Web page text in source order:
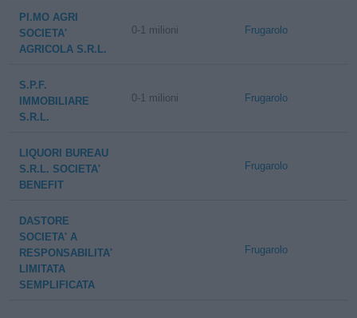
PI.MO AGRI
SOCIETA'
AGRICOLA S.R.L.
0-1 milioni Frugarolo
S.P.F.
IMMOBILIARE
S.R.L.
0-1 milioni Frugarolo
LIQUORI BUREAU
S.R.L. SOCIETA'
BENEFIT
Frugarolo
DASTORE
SOCIETA' A
RESPONSABILITA'
LIMITATA
SEMPLIFICATA
Frugarolo